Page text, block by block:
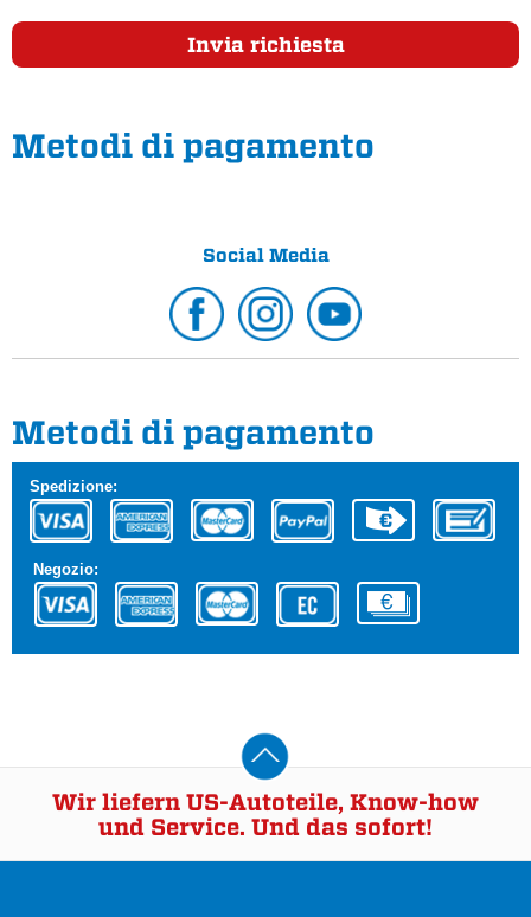
Invia richiesta
Metodi di pagamento
Social Media
Metodi di pagamento
Spedizione:
Negozio:
Wir liefern US-Autoteile, Know-how
und Service. Und das sofort!